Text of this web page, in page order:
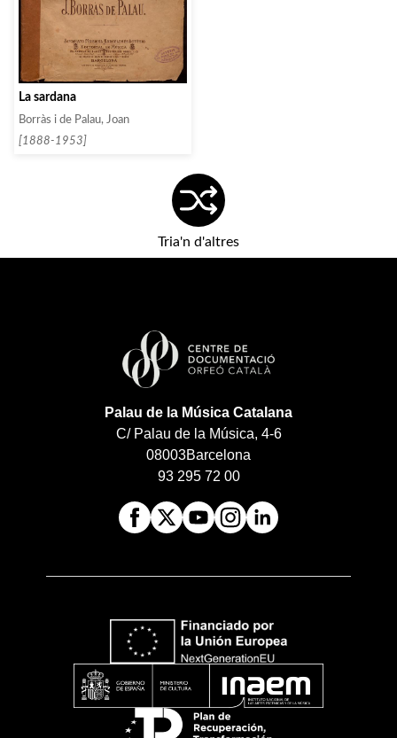
La sardana
Borràs i de Palau, Joan
[1888-1953]
Tria'n d'altres
Palau de la Música Catalana
C/ Palau de la Música, 4-6
08003Barcelona
93 295 72 00